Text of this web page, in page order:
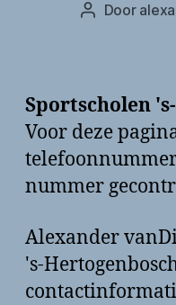
Door
Sportscholen
Voor deze
nummer
Alexander
's-